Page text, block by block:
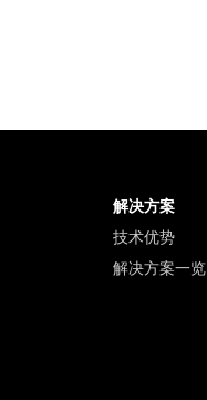
解决方案
技术优势
解决方案一览